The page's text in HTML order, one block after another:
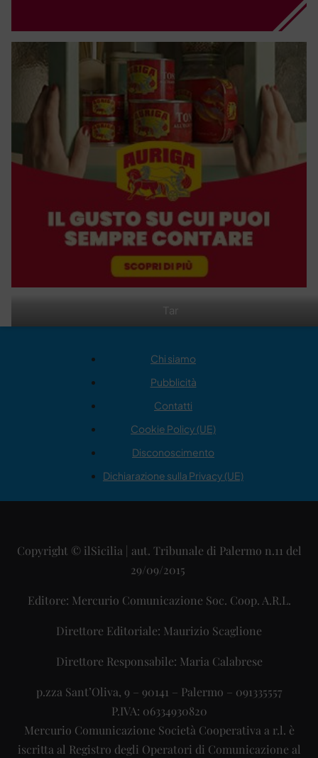
Tar
Chi siamo
Pubblicità
Contatti
Cookie Policy (UE)
Disconoscimento
Dichiarazione sulla Privacy (UE)
Copyright © ilSicilia | aut. Tribunale di Palermo n.11 del
29/09/2015
Editore: Mercurio Comunicazione Soc. Coop. A.R.L.
Direttore Editoriale: Maurizio Scaglione
Direttore Responsabile: Maria Calabrese
p.zza Sant’Oliva, 9 – 90141 – Palermo – 091335557
P.IVA: 06334930820
Mercurio Comunicazione Società Cooperativa a r.l. è
iscritta al Registro degli Operatori di Comunicazione al